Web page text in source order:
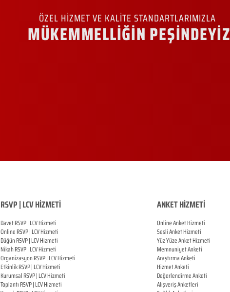
ÖZEL HİZMET VE KALİTE STANDARTLARIMIZLA
MÜKEMMELLİĞİN PEŞİNDEYİZ
RSVP | LCV HİZMETİ
Davet RSVP | LCV Hizmeti
OnlineRSVP |LCV Hizmeti
DüğünRSVP |LCV Hizmeti
NikahRSVP |LCV Hizmeti
OrganizasyonRSVP |LCV Hizmeti
EtkinlikRSVP |LCV Hizmeti
KurumsalRSVP |LCV Hizmeti
ToplantıRSVP |LCV Hizmeti
ANKET HİZMETİ
Online Anket Hizmeti
Sesli Anket Hizmeti
Yüz Yüze Anket Hizmeti
Memnuniyet Anketi
Araştırma Anketi
Hizmet Anketi
Değerlendirme Anketi
Alışveriş Anketleri